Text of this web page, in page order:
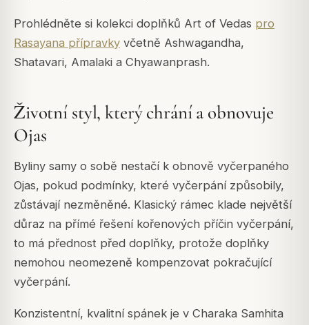
Prohlédněte si kolekci doplňků Art of Vedas pro
Rasayana přípravky včetně Ashwagandha,
Shatavari, Amalaki a Chyawanprash.
Životní styl, který chrání a obnovuje
Ojas
Byliny samy o sobě nestačí k obnově vyčerpaného
Ojas, pokud podmínky, které vyčerpání způsobily,
zůstávají nezměněné. Klasický rámec klade největší
důraz na přímé řešení kořenových příčin vyčerpání,
to má přednost před doplňky, protože doplňky
nemohou neomezeně kompenzovat pokračující
vyčerpání.
Konzistentní, kvalitní spánek je v Charaka Samhita